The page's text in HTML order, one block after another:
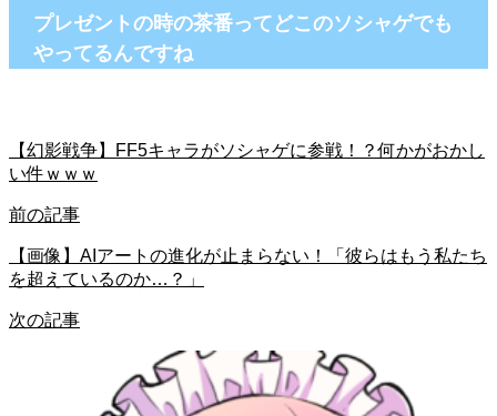
プレゼントの時の茶番ってどこのソシャゲでも
やってるんですね
【幻影戦争】FF5キャラがソシャゲに参戦！？何かがおかし
い件ｗｗｗ
前の記事
【画像】AIアートの進化が止まらない！「彼らはもう私たち
を超えているのか…？」
次の記事